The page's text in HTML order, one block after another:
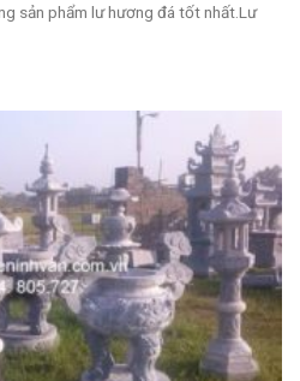
sản phẩm lư hương đá tốt nhất.Lư